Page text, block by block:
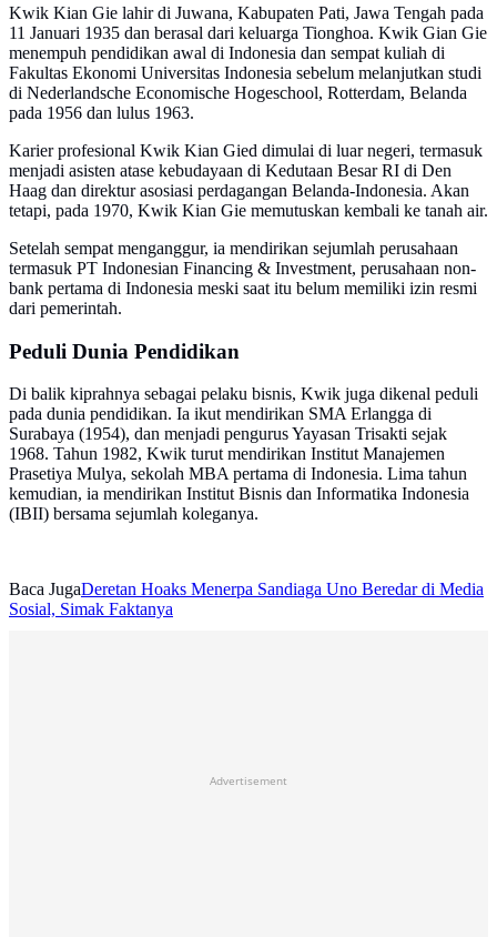
Kwik Kian Gie lahir di Juwana, Kabupaten Pati, Jawa Tengah pada
11 Januari 1935 dan berasal dari keluarga Tionghoa. Kwik Gian Gie
menempuh pendidikan awal di Indonesia dan sempat kuliah di
Fakultas Ekonomi Universitas Indonesia sebelum melanjutkan studi
di Nederlandsche Economische Hogeschool, Rotterdam, Belanda
pada 1956 dan lulus 1963.
Karier profesional Kwik Kian Gied dimulai di luar negeri, termasuk
menjadi asisten atase kebudayaan di Kedutaan Besar RI di Den
Haag dan direktur asosiasi perdagangan Belanda-Indonesia. Akan
tetapi, pada 1970, Kwik Kian Gie memutuskan kembali ke tanah air.
Setelah sempat menganggur, ia mendirikan sejumlah perusahaan
termasuk PT Indonesian Financing & Investment, perusahaan non-
bank pertama di Indonesia meski saat itu belum memiliki izin resmi
dari pemerintah.
Peduli Dunia Pendidikan
Di balik kiprahnya sebagai pelaku bisnis, Kwik juga dikenal peduli
pada dunia pendidikan. Ia ikut mendirikan SMA Erlangga di
Surabaya (1954), dan menjadi pengurus Yayasan Trisakti sejak
1968. Tahun 1982, Kwik turut mendirikan Institut Manajemen
Prasetiya Mulya, sekolah MBA pertama di Indonesia. Lima tahun
kemudian, ia mendirikan Institut Bisnis dan Informatika Indonesia
(IBII) bersama sejumlah koleganya.
Baca JugaDeretan Hoaks Menerpa Sandiaga Uno Beredar di Media
Sosial, Simak Faktanya
Advertisement